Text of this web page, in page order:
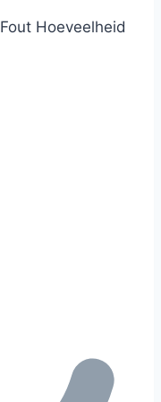
Fout Hoeveelheid